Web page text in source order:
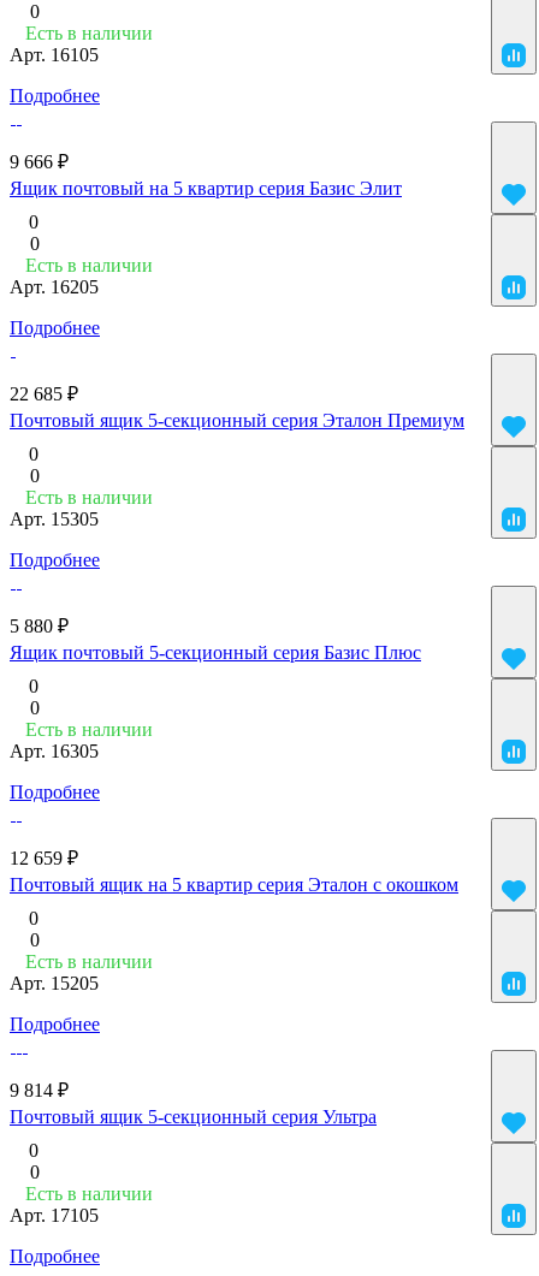
0
Есть в наличии
Арт. 16105
Подробнее
9 666 ₽
Ящик почтовый на 5 квартир серия Базис Элит
0
0
Есть в наличии
Арт. 16205
Подробнее
22 685 ₽
Почтовый ящик 5-секционный серия Эталон Премиум
0
0
Есть в наличии
Арт. 15305
Подробнее
5 880 ₽
Ящик почтовый 5-секционный серия Базис Плюс
0
0
Есть в наличии
Арт. 16305
Подробнее
12 659 ₽
Почтовый ящик на 5 квартир серия Эталон с окошком
0
0
Есть в наличии
Арт. 15205
Подробнее
9 814 ₽
Почтовый ящик 5-секционный серия Ультра
0
0
Есть в наличии
Арт. 17105
Подробнее